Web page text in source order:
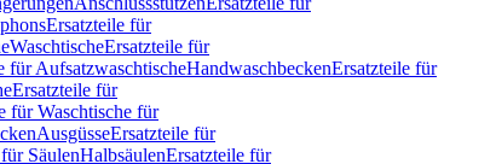
Ersatzteile für
WaschtischeErsatzteile für
für AufsatzwaschtischeHandwaschbeckenErsatzteile für
Ersatzteile für
für Waschtische für
AusgüsseErsatzteile für
SäulenHalbsäulenErsatzteile für